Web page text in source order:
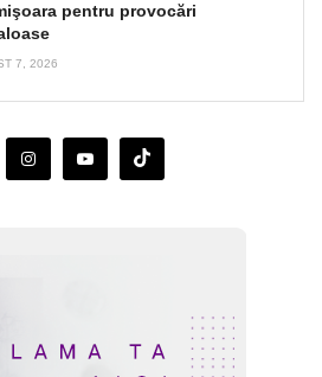
pentru provocări
7, 2026